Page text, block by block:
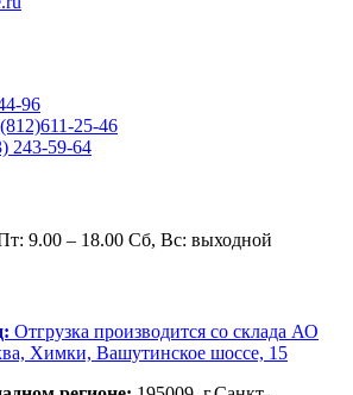
96
25-46
243-59-64
9.00 – 18.00 Сб, Вс: выходной
Отгрузка производится со склада АО
Химки, Вашутинское шоссе, 15